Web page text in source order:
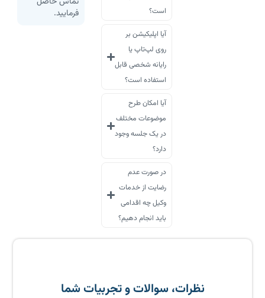
است؟
آیا اپلیکیشن بر
روی لپ‌تاپ یا
رایانه شخصی قابل
استفاده است؟
آیا امکان طرح
موضوعات مختلف
در یک جلسه وجود
دارد؟
در صورت عدم
رضایت از خدمات
وکیل چه اقدامی
باید انجام دهیم؟
فرمایید.
نظرات، سوالات و تجربیات شما